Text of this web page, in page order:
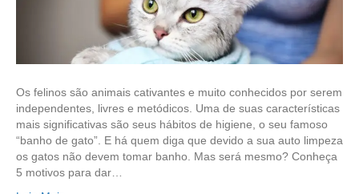
Os felinos são animais cativantes e muito conhecidos por serem
independentes, livres e metódicos. Uma de suas características
mais significativas são seus hábitos de higiene, o seu famoso
“banho de gato”. E há quem diga que devido a sua auto limpeza
os gatos não devem tomar banho. Mas será mesmo? Conheça
5 motivos para dar…